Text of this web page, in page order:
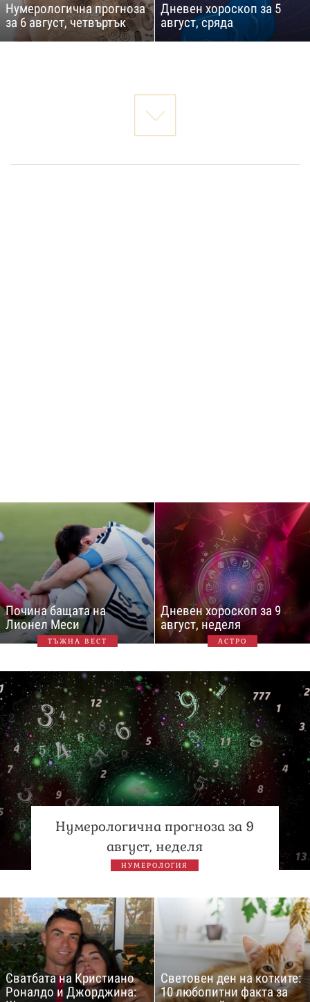
Нумерологична прогноза
за 6 август, четвъртък
Дневен хороскоп за 5
август, сряда
Почина бащата на
Лионел Меси
ТЪЖНА ВЕСТ
Дневен хороскоп за 9
август, неделя
АСТРО
Нумерологична прогноза за 9
август, неделя
НУМЕРОЛОГИЯ
Сватбата на Кристиано
Роналдо и Джорджина:
Световен ден на котките:
10 любопитни факта за